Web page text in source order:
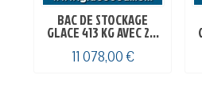
BAC DE STOCKAGE
GLACE 413 KG AVEC 2...
11 078,00 €